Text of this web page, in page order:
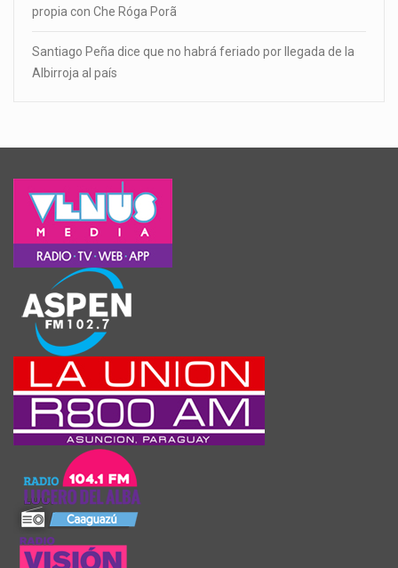
propia con Che Róga Porã
Santiago Peña dice que no habrá feriado por llegada de la
Albirroja al país